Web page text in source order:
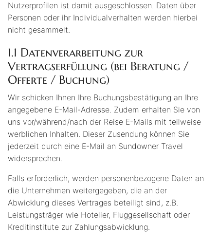
Nutzerprofilen ist damit ausgeschlossen. Daten über
Personen oder ihr Individualverhalten werden hierbei
nicht gesammelt.
1.1 Datenverarbeitung zur
Vertragserfüllung (bei Beratung /
Offerte / Buchung)
Wir schicken Ihnen Ihre Buchungsbestätigung an Ihre
angegebene E-Mail-Adresse. Zudem erhalten Sie von
uns vor/während/nach der Reise E-Mails mit teilweise
werblichen Inhalten. Dieser Zusendung können Sie
jederzeit durch eine E-Mail an Sundowner Travel
widersprechen.
Falls erforderlich, werden personenbezogene Daten an
die Unternehmen weitergegeben, die an der
Abwicklung dieses Vertrages beteiligt sind, z.B.
Leistungsträger wie Hotelier, Fluggesellschaft oder
Kreditinstitute zur Zahlungsabwicklung.